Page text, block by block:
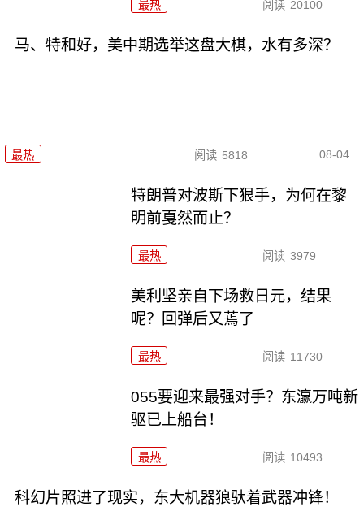
最热 阅读 20100
马、特和好，美中期选举这盘大棋，水有多深？
最热 阅读 5818 08-04
特朗普对波斯下狠手，为何在黎
明前戛然而止？
最热 阅读 3979
美利坚亲自下场救日元，结果
呢？回弹后又蔫了
最热 阅读 11730
055要迎来最强对手？东瀛万吨新
驱已上船台！
最热 阅读 10493
科幻片照进了现实，东大机器狼驮着武器冲锋！